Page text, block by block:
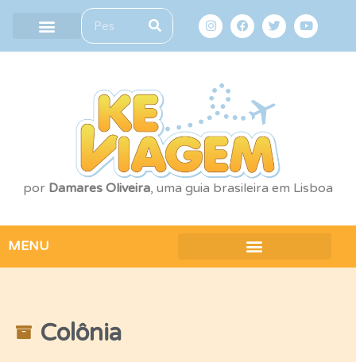
por Damares Oliveira, uma guia brasileira em Lisboa
MENU
Colônia